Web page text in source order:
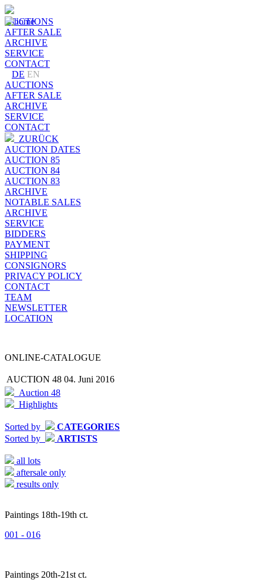
AUCTIONS
AFTER SALE
ARCHIVE
SERVICE
CONTACT
DE EN
AUCTIONS
AFTER SALE
ARCHIVE
SERVICE
CONTACT
ZURÜCK
AUCTION DATES
AUCTION 85
AUCTION 84
AUCTION 83
ARCHIVE
NOTABLE SALES
ARCHIVE
SERVICE
BIDDERS
PAYMENT
SHIPPING
CONSIGNORS
PRIVACY POLICY
CONTACT
TEAM
NEWSLETTER
LOCATION
ONLINE-CATALOGUE
AUCTION 48 04. Juni 2016
Auction 48
Highlights
Sorted by
CATEGORIES
Sorted by
ARTISTS
all lots
aftersale only
results only
Paintings 18th-19th ct.
001 - 016
Paintings 20th-21st ct.